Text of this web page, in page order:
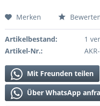
Merken
Artikelbestand:
1
Artikel-Nr.:
Mit Freunden teilen
Über WhatsApp